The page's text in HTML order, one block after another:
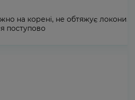
на корені, не обтяжує локони.
поступово